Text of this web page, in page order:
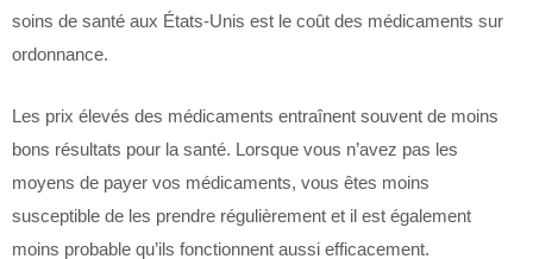
soins de santé aux États-Unis est le coût des médicaments sur
ordonnance.
Les prix élevés des médicaments entraînent souvent de moins
bons résultats pour la santé. Lorsque vous n’avez pas les
moyens de payer vos médicaments, vous êtes moins
susceptible de les prendre régulièrement et il est également
moins probable qu’ils fonctionnent aussi efficacement.